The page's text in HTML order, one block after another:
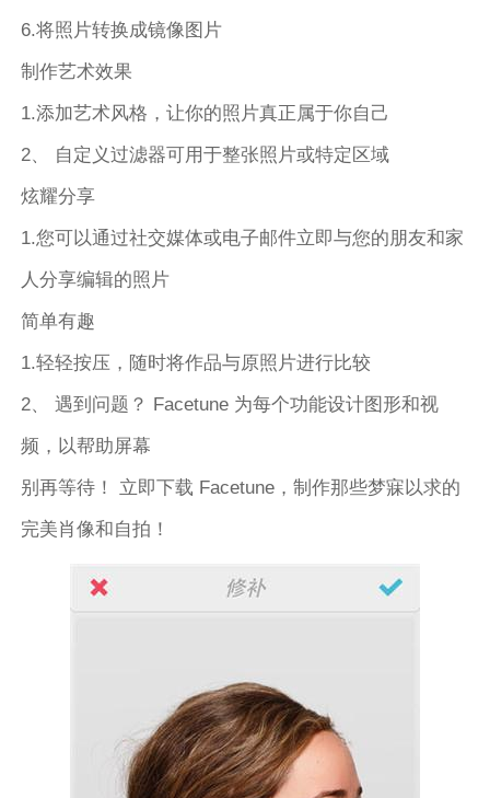
6.将照片转换成镜像图片
制作艺术效果
1.添加艺术风格，让你的照片真正属于你自己
2、 自定义过滤器可用于整张照片或特定区域
炫耀分享
1.您可以通过社交媒体或电子邮件立即与您的朋友和家
人分享编辑的照片
简单有趣
1.轻轻按压，随时将作品与原照片进行比较
2、 遇到问题？ Facetune 为每个功能设计图形和视
频，以帮助屏幕
别再等待！ 立即下载 Facetune，制作那些梦寐以求的
完美肖像和自拍！